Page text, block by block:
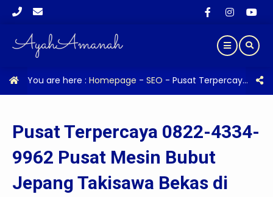
You are here : Homepage - SEO - Pusat Terpercaya 0822-4334-9962 Pusat Mesin Bubut Jepang Takisawa Bekas di Pekanbaru
Pusat Terpercaya 0822-4334-
9962 Pusat Mesin Bubut
Jepang Takisawa Bekas di